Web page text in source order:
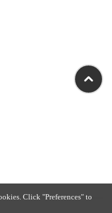
Click "Preferences" to